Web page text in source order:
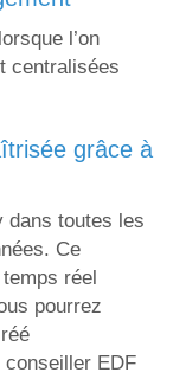
l’on
centralisées
dans toutes les
Ce
réel
pourrez
conseiller EDF